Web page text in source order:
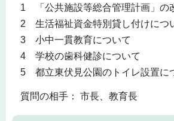
1 「公共施設等総合管理計画」の
2 生活福祉資金特別貸し付けにつ
3 小中一貫教育について
4 学校の歯科健診について
5 都立東伏見公園のトイレ設置に
質問の相手： 市長、教育長